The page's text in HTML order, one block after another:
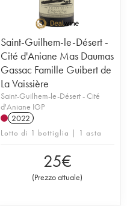
Saint-Guilhem-le-Désert -
Cité d'Aniane Mas Daumas
Gassac Famille Guibert de
La Vaissière
Saint-Guilhem-le-Désert - Cité
d'Aniane IGP
2022
Lotto di 1 bottiglia | 1 asta
25€
(Prezzo attuale)